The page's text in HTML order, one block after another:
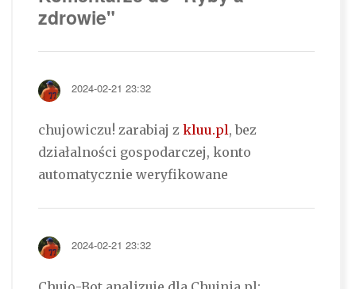
zdrowie"
2024-02-21 23:32
chujowiczu! zarabiaj z kluu.pl, bez
działalności gospodarczej, konto
automatycznie weryfikowane
2024-02-21 23:32